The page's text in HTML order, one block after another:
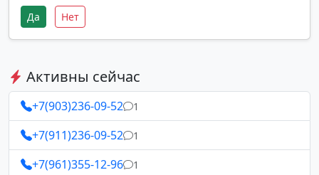
Да Нет
Активны сейчас
+7(903)236-09-52 1
+7(911)236-09-52 1
+7(961)355-12-96 1